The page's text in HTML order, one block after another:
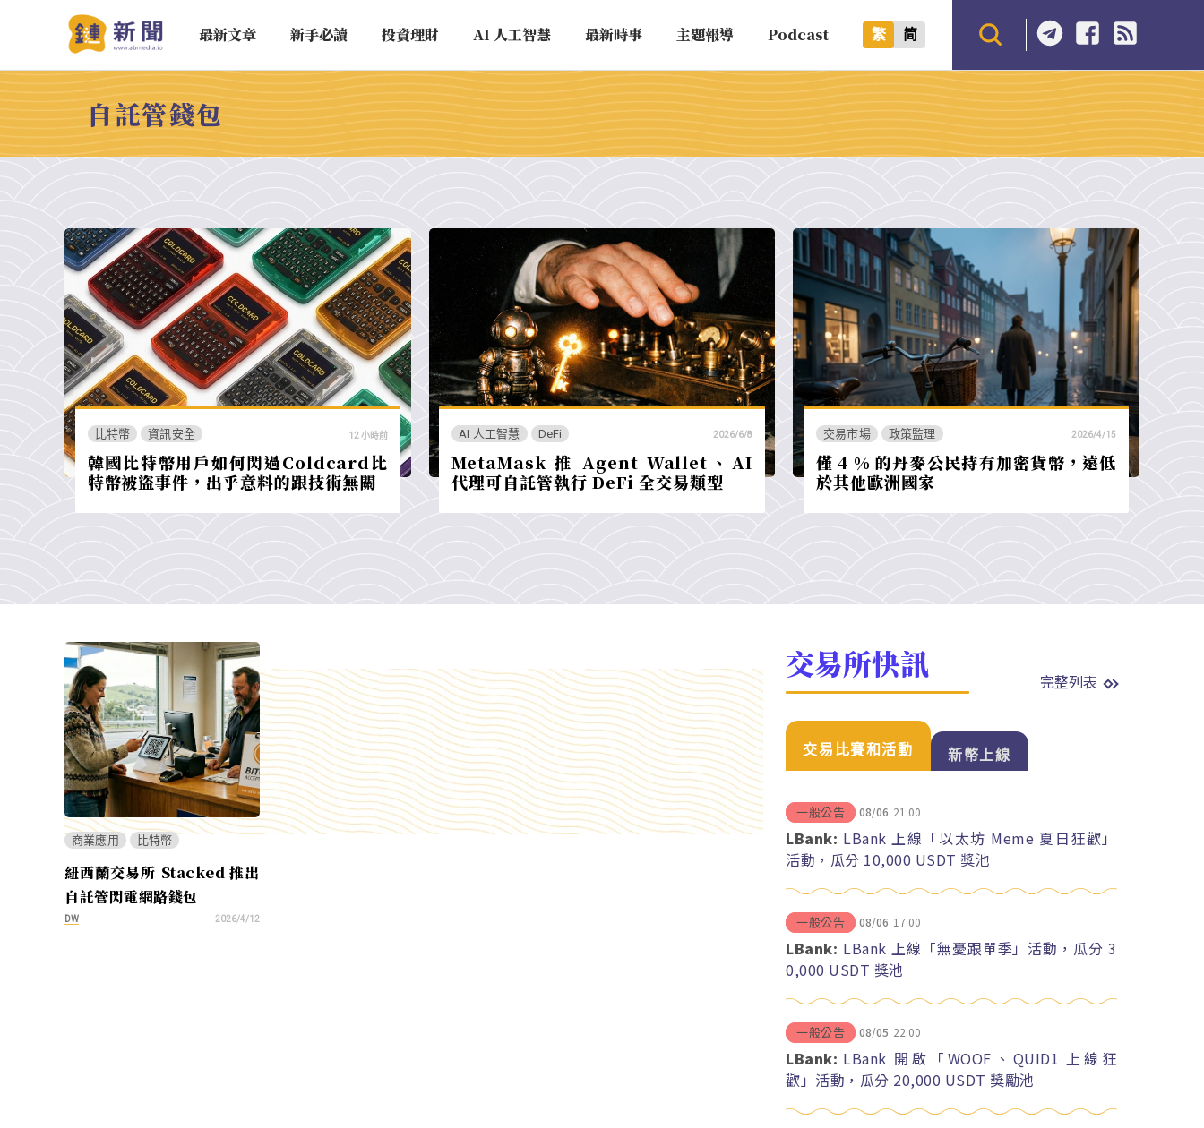
最新文章 新手必讀 投資理財 AI 人工智慧 最新時事 主題報導 Podcast 繁 简
自託管錢包
比特幣 資訊安全 12 小時前
韓國比特幣用戶如何閃過Coldcard比
特幣被盜事件，出乎意料的跟技術無關
AI 人工智慧 DeFi 2026/6/8
MetaMask 推 Agent Wallet、AI
代理可自託管執行 DeFi 全交易類型
交易市場 政策監理 2026/4/15
僅 4 % 的丹麥公民持有加密貨幣，遠低
於其他歐洲國家
商業應用 比特幣
紐西蘭交易所 Stacked 推出
自託管閃電網路錢包
DW 2026/4/12
交易所快訊 完整列表
交易比賽和活動 新幣上線
一般公告 08/06 21:00
LBank: LBank 上線「以太坊 Meme 夏日狂歡」
活動，瓜分 10,000 USDT 獎池
一般公告 08/06 17:00
LBank: LBank 上線「無憂跟單季」活動，瓜分 3
0,000 USDT 獎池
一般公告 08/05 22:00
LBank: LBank 開啟「WOOF、QUID1 上線狂
歡」活動，瓜分 20,000 USDT 獎勵池